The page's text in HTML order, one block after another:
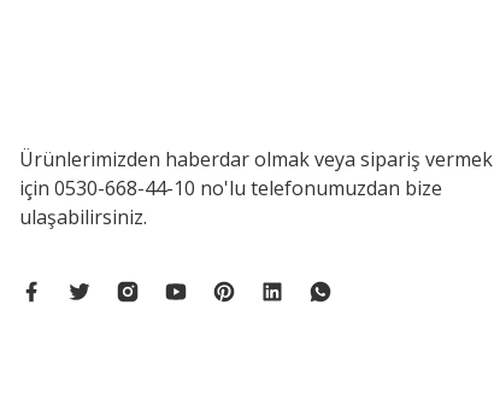
Ürünlerimizden haberdar olmak veya sipariş vermek
için 0530-668-44-10 no'lu telefonumuzdan bize
ulaşabilirsiniz.